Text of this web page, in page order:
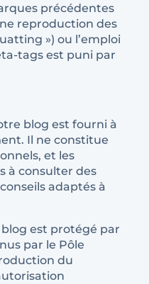
précédentes
reproduction des
») ou l’emploi
tags est puni par
blog est fourni à
Il ne constitue
et les
à consulter des
adaptés à
est protégé par
par le Pôle
du